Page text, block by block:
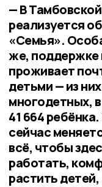
— В
реализуется
«Семья».
же, поддержке
проживает
детьми — из
многодетных,
41 664
сейчас
всё, чтобы
работать,
растить детей,